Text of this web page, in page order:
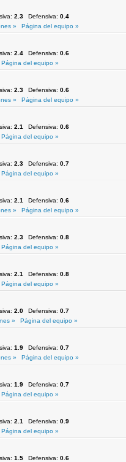
2.3 Defensiva: 0.4
»
Página del equipo »
2.4 Defensiva: 0.6
Página del equipo »
2.3 Defensiva: 0.6
»
Página del equipo »
2.1 Defensiva: 0.6
Página del equipo »
2.3 Defensiva: 0.7
Página del equipo »
2.1 Defensiva: 0.6
»
Página del equipo »
2.3 Defensiva: 0.8
Página del equipo »
2.1 Defensiva: 0.8
Página del equipo »
2.0 Defensiva: 0.7
»
Página del equipo »
1.9 Defensiva: 0.7
»
Página del equipo »
1.9 Defensiva: 0.7
Página del equipo »
2.1 Defensiva: 0.9
Página del equipo »
1.5 Defensiva: 0.6